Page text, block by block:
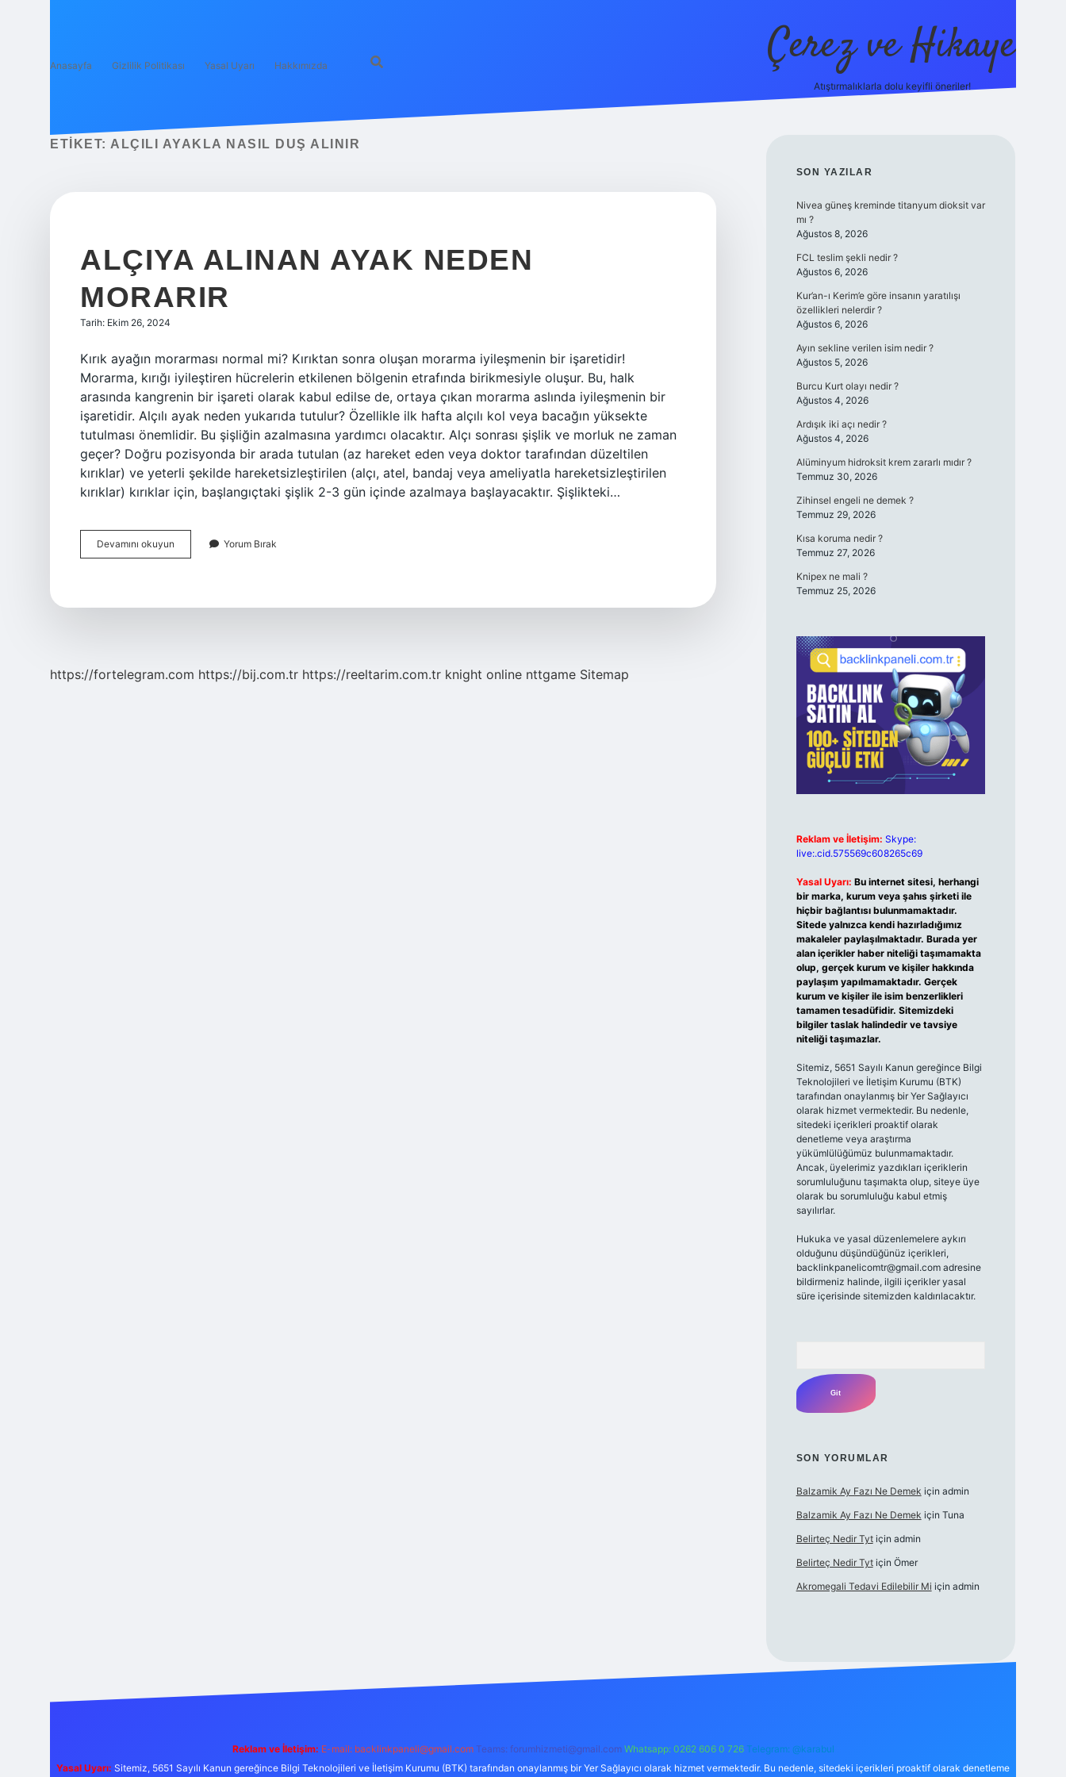
Anasayfa Gizlilik Politikası Yasal Uyarı Hakkımızda Çerez ve Hikaye
Atıştırmalıklarla dolu keyifli öneriler!
ETIKET: ALÇILI AYAKLA NASIL DUŞ ALINIR
ALÇIYA ALINAN AYAK NEDEN
MORARIR
Tarih: Ekim 26, 2024
Kırık ayağın morarması normal mi? Kırıktan sonra oluşan morarma iyileşmenin bir işaretidir!
Morarma, kırığı iyileştiren hücrelerin etkilenen bölgenin etrafında birikmesiyle oluşur. Bu, halk
arasında kangrenin bir işareti olarak kabul edilse de, ortaya çıkan morarma aslında iyileşmenin bir
işaretidir. Alçılı ayak neden yukarıda tutulur? Özellikle ilk hafta alçılı kol veya bacağın yüksekte
tutulması önemlidir. Bu şişliğin azalmasına yardımcı olacaktır. Alçı sonrası şişlik ve morluk ne zaman
geçer? Doğru pozisyonda bir arada tutulan (az hareket eden veya doktor tarafından düzeltilen
kırıklar) ve yeterli şekilde hareketsizleştirilen (alçı, atel, bandaj veya ameliyatla hareketsizleştirilen
kırıklar) kırıklar için, başlangıçtaki şişlik 2-3 gün içinde azalmaya başlayacaktır. Şişlikteki…
Devamını okuyun
Alınan
Yorum Bırak
https://fortelegram.com https://bij.com.tr https://reeltarim.com.tr knight online nttgame Sitemap
SIDEBAR
SON YAZILAR
Nivea güneş kreminde titanyum dioksit var
mı ?
Ağustos 8, 2026
FCL teslim şekli nedir ?
Ağustos 6, 2026
Kur’an-ı Kerim’e göre insanın yaratılışı
özellikleri nelerdir ?
Ağustos 6, 2026
Ayın sekline verilen isim nedir ?
Ağustos 5, 2026
Burcu Kurt olayı nedir ?
Ağustos 4, 2026
Ardışık iki açı nedir ?
Ağustos 4, 2026
Alüminyum hidroksit krem zararlı mıdır ?
Temmuz 30, 2026
Zihinsel engeli ne demek ?
Temmuz 29, 2026
Kısa koruma nedir ?
Temmuz 27, 2026
Knipex ne mali ?
Temmuz 25, 2026
Reklam ve İletişim: Skype:
live:.cid.575569c608265c69
Yasal Uyarı: Bu internet sitesi, herhangi
bir marka, kurum veya şahıs şirketi ile
hiçbir bağlantısı bulunmamaktadır.
Sitede yalnızca kendi hazırladığımız
makaleler paylaşılmaktadır. Burada yer
alan içerikler haber niteliği taşımamakta
olup, gerçek kurum ve kişiler hakkında
paylaşım yapılmamaktadır. Gerçek
kurum ve kişiler ile isim benzerlikleri
tamamen tesadüfidir. Sitemizdeki
bilgiler taslak halindedir ve tavsiye
niteliği taşımazlar.
Sitemiz, 5651 Sayılı Kanun gereğince Bilgi
Teknolojileri ve İletişim Kurumu (BTK)
tarafından onaylanmış bir Yer Sağlayıcı
olarak hizmet vermektedir. Bu nedenle,
sitedeki içerikleri proaktif olarak
denetleme veya araştırma
yükümlülüğümüz bulunmamaktadır.
Ancak, üyelerimiz yazdıkları içeriklerin
sorumluluğunu taşımakta olup, siteye üye
olarak bu sorumluluğu kabul etmiş
sayılırlar.
Hukuka ve yasal düzenlemelere aykırı
olduğunu düşündüğünüz içerikleri,
backlinkpanelicomtr@gmail.comadresine
bildirmeniz halinde, ilgili içerikler yasal
süre içerisinde sitemizden kaldırılacaktır.
SON YORUMLAR
Balzamik Ay Fazı Ne Demek için admin
Balzamik Ay Fazı Ne Demek için Tuna
Belirteç Nedir Tytiçin admin
Belirteç Nedir Tytiçin Ömer
Akromegali Tedavi Edilebilir Mi için admin
Reklam ve İletişim: E-mail: backlinkpaneli@gmail.com Teams: forumhizmeti@gmail.com Whatsapp: 0262 606 0 726 Telegram: @karabul
Yasal Uyarı: Sitemiz, 5651 Sayılı Kanun gereğince Bilgi Teknolojileri ve İletişim Kurumu (BTK) tarafından onaylanmış bir Yer Sağlayıcı olarak hizmet vermektedir. Bu nedenle, sitedeki içerikleri proaktif olarak denetleme